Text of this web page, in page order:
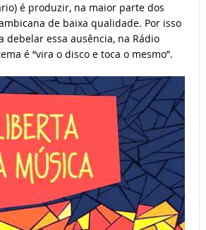
é produzir, na maior parte dos
de baixa qualidade. Por isso
debelar essa ausência, na Rádio
é “vira o disco e toca o mesmo”.